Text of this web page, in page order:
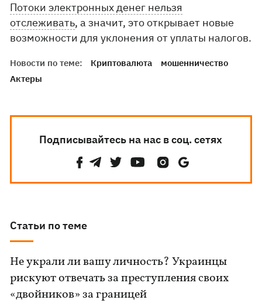
Потоки электронных денег нельзя
отслеживать, а значит, это открывает новые
возможности для уклонения от уплаты налогов.
Новости по теме: Криптовалюта
мошенничество
Актеры
Подписывайтесь на нас в соц. сетях
Статьи по теме
Не украли ли вашу личность? Украинцы
рискуют отвечать за преступления своих
«двойников» за границей